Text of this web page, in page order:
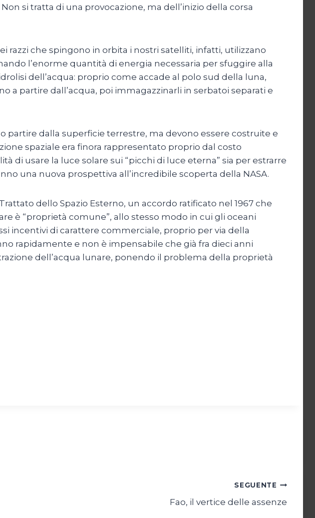
si tratta di una provocazione, ma dell’inizio della corsa
razzi che spingono in orbita i nostri satelliti, infatti, utilizzano
l’enorme quantità di energia necessaria per sfuggire alla
dell’acqua: proprio come accade al polo sud della luna,
a partire dall’acqua, poi immagazzinarli in serbatoi separati e
partire dalla superficie terrestre, ma devono essere costruite e
spaziale era finora rappresentato proprio dal costo
di usare la luce solare sui “picchi di luce eterna” sia per estrarre
una nuova prospettiva all’incredibile scoperta della NASA.
dello Spazio Esterno, un accordo ratificato nel 1967 che
è “proprietà comune”, allo stesso modo in cui gli oceani
incentivi di carattere commerciale, proprio per via della
rapidamente e non è impensabile che già fra dieci anni
dell’acqua lunare, ponendo il problema della proprietà
SEGUENTE
Fao, il vertice delle assenze